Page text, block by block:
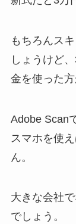
もちろんス
しょうけど
金を使った方
Adobe Scan
スマホを使
ん。
大きな会社
でしょう。